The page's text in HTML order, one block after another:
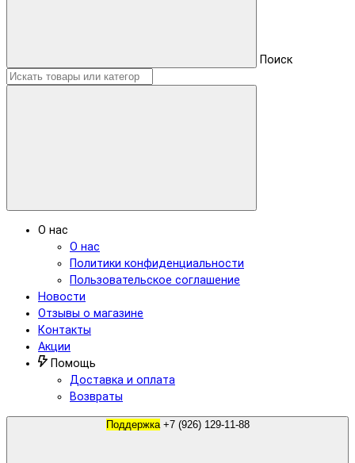
Поиск
О нас
О нас
Политики конфиденциальности
Пользовательское соглашение
Новости
Отзывы о магазине
Контакты
Акции
Помощь
Доставка и оплата
Возвраты
Поддержка +7 (926) 129-11-88